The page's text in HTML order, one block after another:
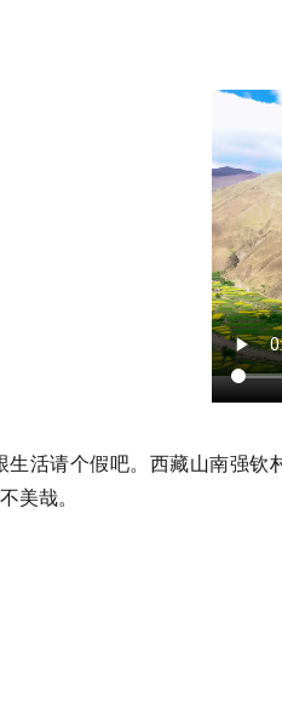
生活请个假吧。西藏山南强
美哉。